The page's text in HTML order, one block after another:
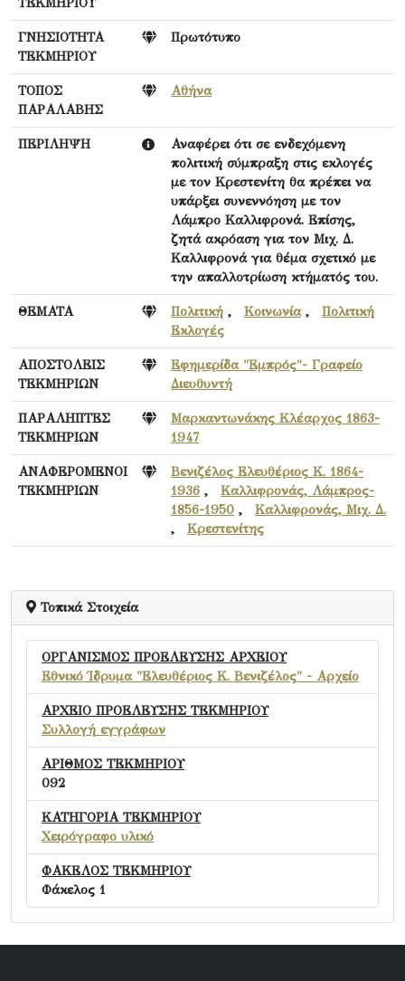
ΓΝΗΣΙΟΤΗΤΑ
ΤΕΚΜΗΡΙΟΥ
Πρωτότυπο
ΤΟΠΟΣ
ΠΑΡΑΛΑΒΗΣ
Αθήνα
ΠΕΡΙΛΗΨΗ
Αναφέρει ότι σε ενδεχόμενη
πολιτική σύμπραξη στις εκλογές
με τον Κρεστενίτη θα πρέπει να
υπάρξει συνεννόηση με τον
Λάμπρο Καλλιφρονά. Επίσης,
ζητά ακρόαση για τον Μιχ. Δ.
Καλλιφρονά για θέμα σχετικό με
την απαλλοτρίωση κτήματός του.
ΘΕΜΑΤΑ Πολιτική , Κοινωνία, Πολιτική
Εκλογές
ΑΠΟΣΤΟΛΕΙΣ
ΤΕΚΜΗΡΙΩΝ
Εφημερίδα "Εμπρός"- Γραφείο
Διευθυντή
ΠΑΡΑΛΗΠΤΕΣ
ΤΕΚΜΗΡΙΩΝ
Μαρκαντωνάκης Κλέαρχος 1863-
1947
ΑΝΑΦΕΡΟΜΕΝΟΙ
ΤΕΚΜΗΡΙΩΝ
Βενιζέλος Ελευθέριος Κ. 1864-
1936 , Καλλιφρονάς, Λάμπρος-
1856-1950 , Καλλιφρονάς, Μιχ. Δ.
, Κρεστενίτης
Τοπικά Στοιχεία
ΟΡΓΑΝΙΣΜΟΣ ΠΡΟΕΛΕΥΣΗΣ ΑΡΧΕΙΟΥ
Εθνικό Ίδρυμα "Ελευθέριος Κ. Βενιζέλος" - Αρχείο
ΑΡΧΕΙΟ ΠΡΟΕΛΕΥΣΗΣ ΤΕΚΜΗΡΙΟΥ
Συλλογή εγγράφων
ΑΡΙΘΜΟΣ ΤΕΚΜΗΡΙΟΥ
092
ΚΑΤΗΓΟΡΙΑ ΤΕΚΜΗΡΙΟΥ
Χειρόγραφο υλικό
ΦΑΚΕΛΟΣ ΤΕΚΜΗΡΙΟΥ
Φάκελος 1